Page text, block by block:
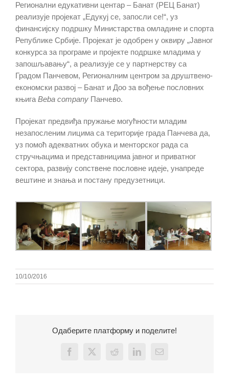
Регионални едукативни центар – Банат (РЕЦ Банат)
реализује пројекат „Едукуј се, запосли се!“, уз
финансијску подршку Министарства омладине и спорта
Републике Србије. Пројекат је одобрен у оквиру „Јавног
конкурса за програме и пројекте подршке младима у
запошљавању“, а реализује се у партнерству са
Градом Панчевом, Регионалним центром за друштвено-
економски развој – Банат и Доо за вођење пословних
књига Beba company Панчево.
Пројекат предвиђа пружање могућности младим
незапосленим лицима са територије града Панчева да,
уз помоћ адекватних обука и менторског рада са
стручњацима и представницима јавног и приватног
сектора, развију сопствене пословне идеје, унапреде
вештине и знања и постану предузетници.
10/10/2016
Одаберите платформу и поделите!
Facebook
X Reddit LinkedInEmail